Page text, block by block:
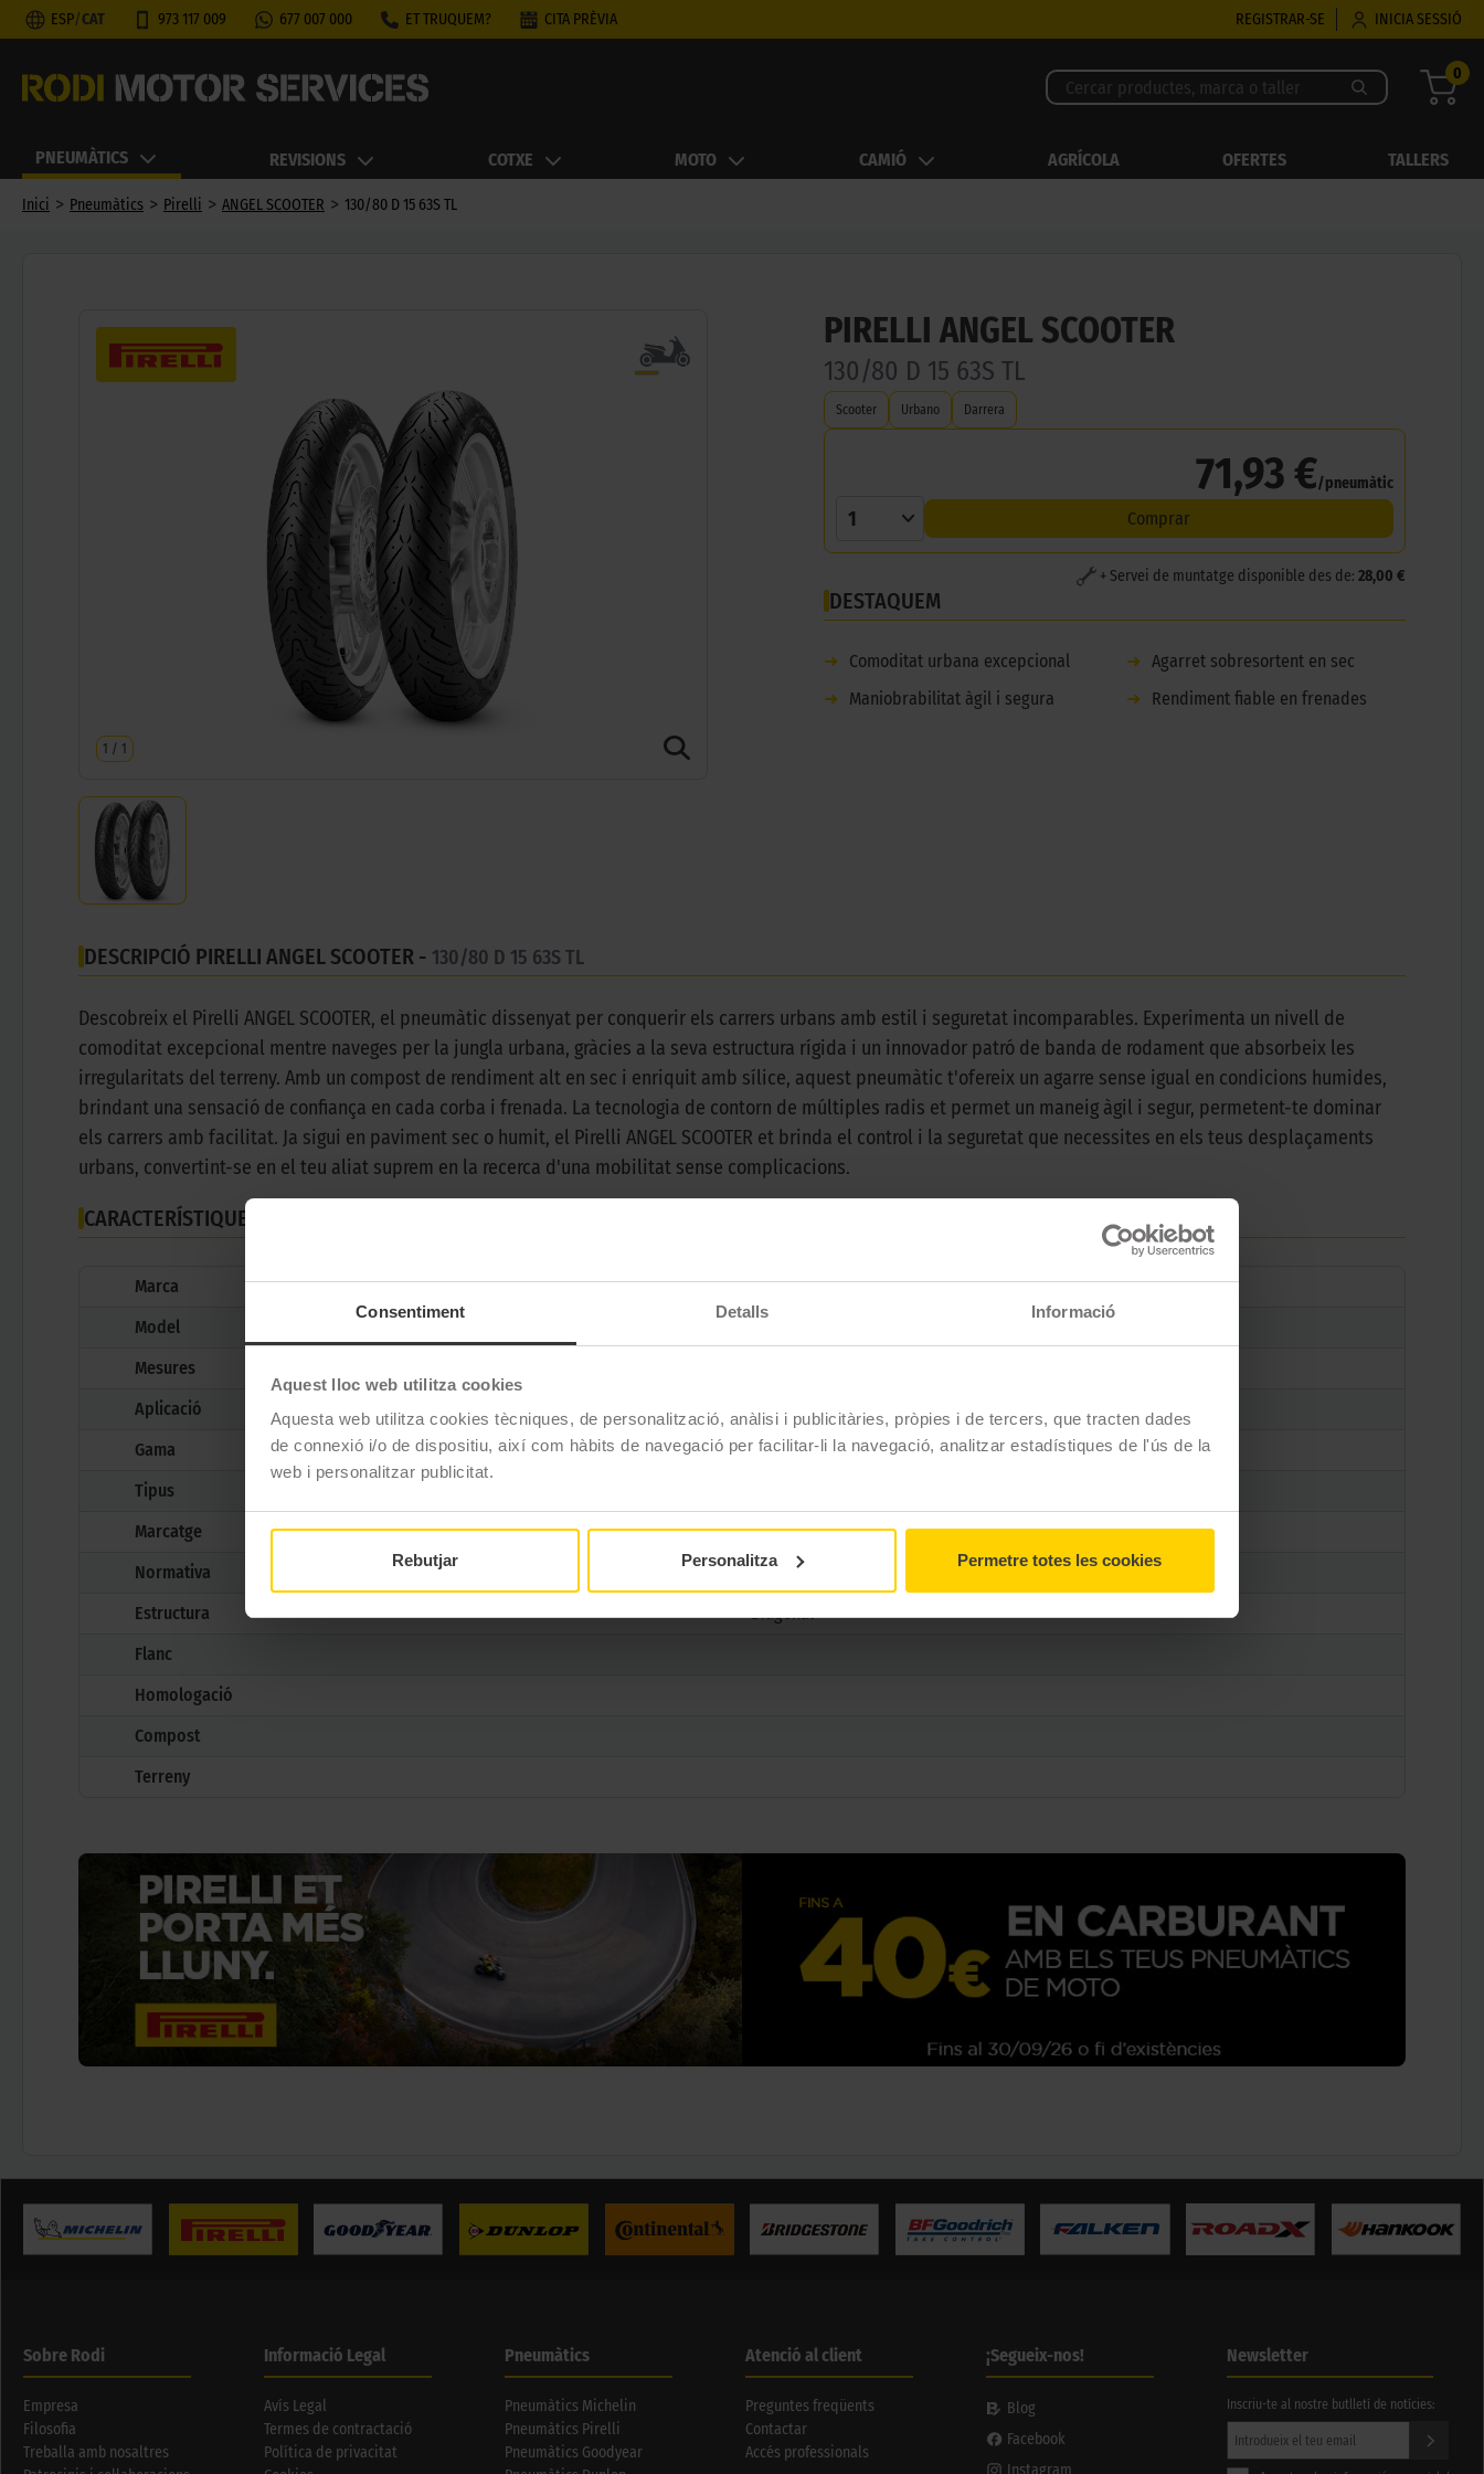
Consentiment Detalls Informació
Aquest lloc web utilitza cookies
Aquesta web utilitza cookies tècniques, de personalització, anàlisi i publicitàries, pròpies i de tercers, que tracten dades
de connexió i/o de dispositiu, així com hàbits de navegació per facilitar-li la navegació, analitzar estadístiques de l'ús de la
web i personalitzar publicitat.
Rebutjar Personalitza Permetre totes les cookies
ESP/CAT 973 117 009 677 007 000 ET TRUQUEM? CITA PRÈVIA REGISTRAR-SE INICIA SESSIÓ
0
PNEUMÀTICS REVISIONS COTXE MOTO CAMIÓ AGRÍCOLA OFERTES TALLERS
Inici > Pneumàtics > Pirelli > ANGEL SCOOTER > 130/80 D 15 63S TL
1 / 1
PIRELLI ANGEL SCOOTER
130/80 D 15 63S TL
Scooter Urbano Darrera
71,93 €/pneumàtic
1 Comprar
+ Servei de muntatge disponible des de: 28,00 €
DESTAQUEM
➜ Comoditat urbana excepcional ➜ Agarret sobresortent en sec
➜
Maniobrabilitat àgil i segura ➜ Rendiment fiable en frenades
DESCRIPCIÓ PIRELLI ANGEL SCOOTER - 130/80 D 15 63S TL
Descobreix el Pirelli ANGEL SCOOTER, el pneumàtic dissenyat per conquerir els carrers urbans amb estil i seguretat incomparables. Experimenta un nivell de
comoditat excepcional mentre naveges per la jungla urbana, gràcies a la seva estructura rígida i un innovador patró de banda de rodament que absorbeix les
irregularitats del terreny. Amb un compost de rendiment alt en sec i enriquit amb sílice, aquest pneumàtic t'ofereix un agarre sense igual en condicions humides,
brindant una sensació de confiança en cada corba i frenada. La tecnologia de contorn de múltiples radis et permet un maneig àgil i segur, permetent-te dominar
els carrers amb facilitat. Ja sigui en paviment sec o humit, el Pirelli ANGEL SCOOTER et brinda el control i la seguretat que necessites en els teus desplaçaments
urbans, convertint-se en el teu aliat suprem en la recerca d'una mobilitat sense complicacions.
CARACTERÍSTIQUES TÈCNIQUES
Marca
Pirelli
Model
Mesures
Aplicació
Darrera
Gama
Scooter
Tipus
Marcatge
Normativa
TL
Estructura
Diagonal
Flanc
Homologació
Compost
Terreny
Sobre Rodi
Empresa
Filosofia
Treballa amb nosaltres
Informació Legal
Avís Legal
Termes de contractació
Política de privacitat
Pneumàtics
Pneumàtics Michelin
Pneumàtics Pirelli
Pneumàtics Goodyear
Atenció al client
Preguntes freqüents
Contactar
Accés professionals
¡Segueix-nos!
Blog
Facebook
Newsletter
Inscriu-te al nostre butlletí de notícies: